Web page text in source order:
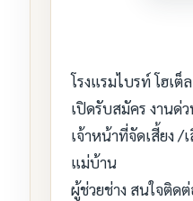
โรงแรมไบรท์ โฮเ
เปิดรับสมัคร งานด่
เจ้าหน้าที่จัดเสี้ยง /
แม่บ้าน
ผู้ช่วยช่าง สนใจติด